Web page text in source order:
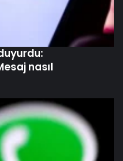
nasıl